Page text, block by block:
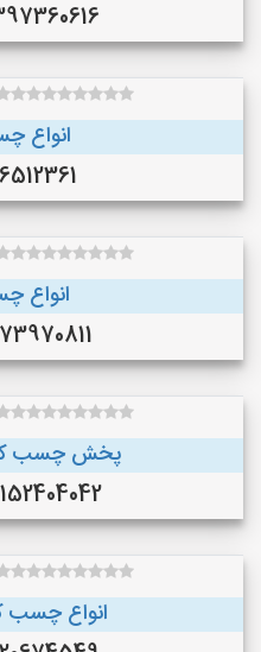
09397360616
انواع
انواع
09173970811
پخش چسب
09152404042
انواع چسب